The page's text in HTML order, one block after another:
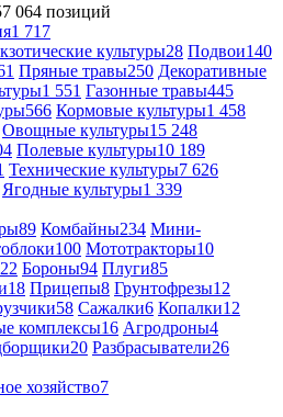
064 позиций
1 717
культуры28 Подвои140
Пряные травы250 Декоративные
1 551 Газонные травы445
566 Кормовые культуры1 458
Овощные культуры15 248
Полевые культуры10 189
Технические культуры7 626
Ягодные культуры1 339
89 Комбайны234 Мини-
100 Мототракторы10
Бороны94 Плуги85
18 Прицепы8 Грунтофрезы12
58 Сажалки6 Копалки12
комплексы16 Агродроны4
20 Разбрасыватели26
хозяйство7